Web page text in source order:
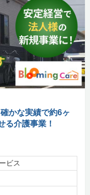
かな実績で約6ヶ
る介護事業！
ビス